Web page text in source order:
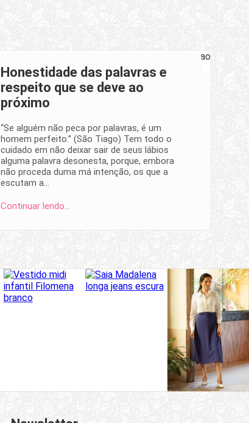
Honestidade das palavras e
respeito que se deve ao
próximo
“Se alguém não peca por palavras, é um
homem perfeito.” (São Tiago) Tem todo o
cuidado em não deixar sair de seus lábios
alguma palavra desonesta, porque, embora
não proceda duma má intenção, os que a
escutam a…
Continuar lendo…